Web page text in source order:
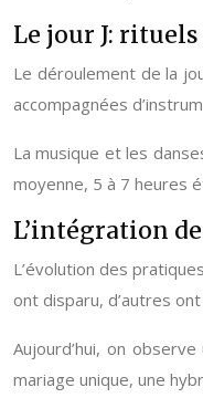
Le jour J:
Le déroulement de la
accompagnées
La musique et les
moyenne, 5 à 7 heures
L’intégration
L’évolution des
ont disparu, d’autres
Aujourd’hui, on
mariage unique, une